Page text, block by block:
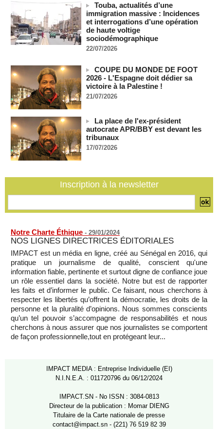
Sénégal - Une revue de presse du 8 août 2026 (Par IA)
08/08/2026 -MOMO ALADJI
SENEGAL - Les Unes de la presse quotidienne du 8/9 août
2026
MOMO ALADJI
A Ceuta, les enfants migrants risquent d'être victimes de
maltraitance et d'exploitation, avertissent des ONG
07/08/2026 -
Les Bourses mondiales touchent des sommets après
l'emploi américain
"Construction de la Grande Côte D'ivoire" : Le Président
Alassane Ouattara appelle à la contribution de toutes les forces
vives de la nation
07/08/2026 -
"dépassée" par les critiques concernant le nouveau pavillon
Depuis le « cessez-le-feu » à Gaza, les forces israéliennes
ont tué 300 enfants palestiniens (UNICEF)
Touba, actualités d’une
immigration massive : Incidences
et interrogations d’une opération
de haute voltige
sociodémographique
22/07/2026
COUPE DU MONDE DE FOOT
2026 - L'Espagne doit dédier sa
victoire à la Palestine !
21/07/2026
La place de l'ex-président
autocrate APR/BBY est devant les
tribunaux
17/07/2026
Inscription à la newsletter
Notre Charte Éthique - 29/01/2024
NOS LIGNES DIRECTRICES ÉDITORIALES
IMPACT est un média en ligne, créé au Sénégal en 2016, qui
pratique un journalisme de qualité, conscient qu'une
information fiable, pertinente et surtout digne de confiance joue
un rôle essentiel dans la société. Notre but est de rapporter
les faits et d’informer le public. Ce faisant, nous cherchons à
respecter les libertés qu’offrent la démocratie, les droits de la
personne et la pluralité d’opinions. Nous sommes conscients
qu’un tel pouvoir s’accompagne de responsabilités et nous
cherchons à nous assurer que nos journalistes se comportent
de façon professionnelle,tout en protégeant leur...
IMPACT MEDIA : Entreprise Individuelle (EI)
N.I.N.E.A. : 011720796 du 06/12/2024
IMPACT.SN - No ISSN : 3084-0813
Directeur de la publication : Momar DIENG
Titulaire de la Carte nationale de presse
contact@impact.sn - (221) 76 519 82 39